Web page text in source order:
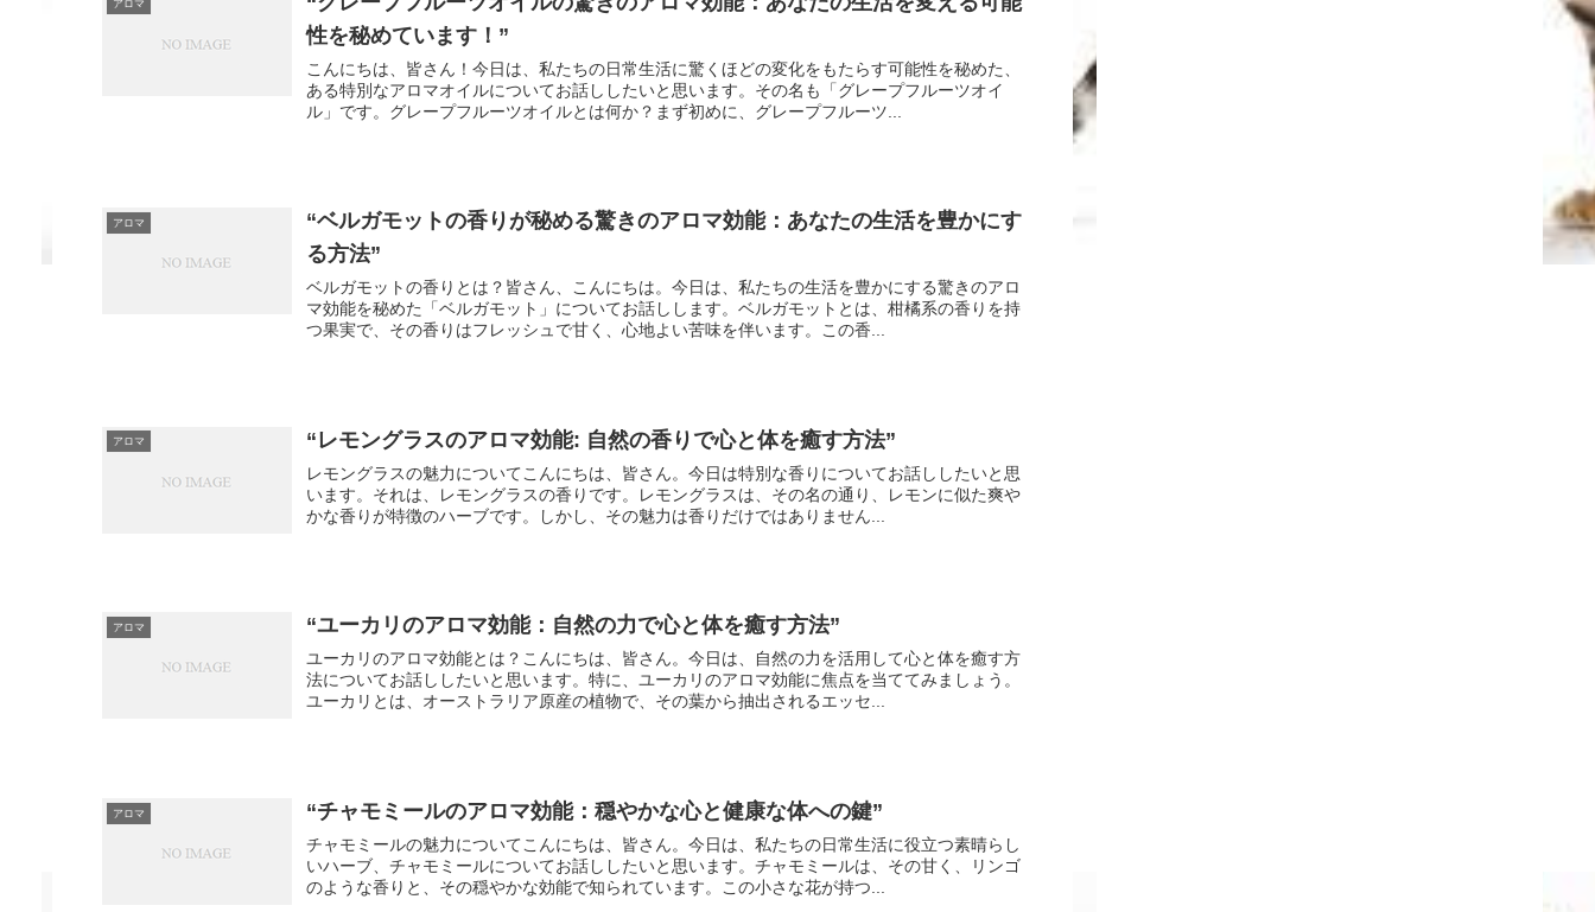
アロマ
性を秘めています！”
こんにちは、皆さん！今日は、私たちの日常生活に驚くほどの変化をもたらす可能性を秘めた、
ある特別なアロマオイルについてお話ししたいと思います。その名も「グレープフルーツオイ
ル」です。グレープフルーツオイルとは何か？まず初めに、グレープフルーツ...
アロマ
“ベルガモットの香りが秘める驚きのアロマ効能：あなたの生活を豊かにす
る方法”
ベルガモットの香りとは？皆さん、こんにちは。今日は、私たちの生活を豊かにする驚きのアロ
マ効能を秘めた「ベルガモット」についてお話しします。ベルガモットとは、柑橘系の香りを持
つ果実で、その香りはフレッシュで甘く、心地よい苦味を伴います。この香...
アロマ “レモングラスのアロマ効能: 自然の香りで心と体を癒す方法”
レモングラスの魅力についてこんにちは、皆さん。今日は特別な香りについてお話ししたいと思
います。それは、レモングラスの香りです。レモングラスは、その名の通り、レモンに似た爽や
かな香りが特徴のハーブです。しかし、その魅力は香りだけではありません...
アロマ “ユーカリのアロマ効能：自然の力で心と体を癒す方法”
ユーカリのアロマ効能とは？こんにちは、皆さん。今日は、自然の力を活用して心と体を癒す方
法についてお話ししたいと思います。特に、ユーカリのアロマ効能に焦点を当ててみましょう。
ユーカリとは、オーストラリア原産の植物で、その葉から抽出されるエッセ...
アロマ “チャモミールのアロマ効能：穏やかな心と健康な体への鍵”
チャモミールの魅力についてこんにちは、皆さん。今日は、私たちの日常生活に役立つ素晴らし
いハーブ、チャモミールについてお話ししたいと思います。チャモミールは、その甘く、リンゴ
のような香りと、その穏やかな効能で知られています。この小さな花が持つ...